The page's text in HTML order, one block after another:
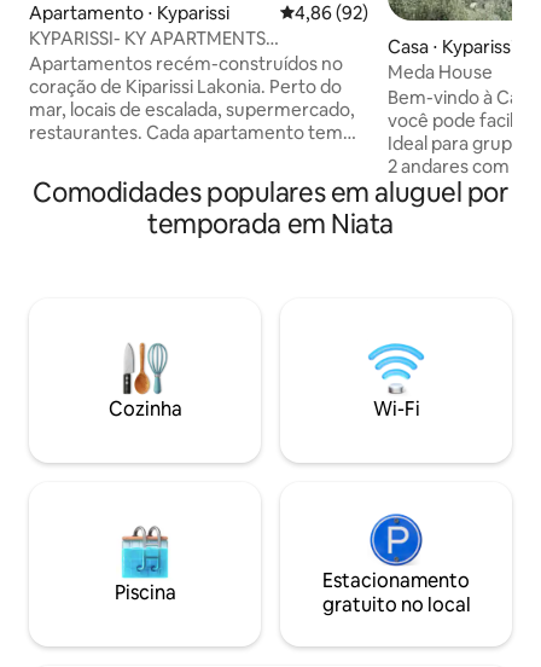
Apartamento ⋅ Kyparissi 4,86 de uma avaliação média
4,86 (92)
KYPARISSI- KY APARTMENTS
(apartamento 1)
Apartamentos recém-construídos no
coração de Kiparissi Lakonia. Perto do
mar, locais de escalada, supermercado,
restaurantes. Cada apartamento tem
cama de solteiro, uma TV LCD, cozinha
completa com forno para cozinhar
diariamente, A/C, varanda privativa e
apartamentos no AIRBNB no mesmo
complexo e as avaliações devem ser
lidas em combinação para todos os 5
apartamentos mostrados.
Casa ⋅ Kyparissi
Meda House
Bem-vindo à
você pode
Ideal para grupos
2 andares com
Simplesmente
rústicas, nossa
banheiros, 1 sala
frente o Mar
e o verão, o
floresce do nosso
sentidos...
Comodidades populares em aluguel por
temporada em Niata
Cozinha Wi-Fi
Piscina
Estacionamento
gratuito no local